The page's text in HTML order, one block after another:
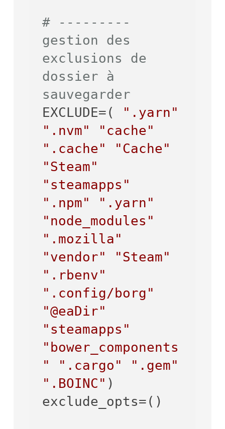
# ---------
gestion des
exclusions de
dossier à
sauvegarder
EXCLUDE=(
".yarn"
".nvm"
"cache"
".cache"
"Cache"
"Steam"
"steamapps"
".npm"
".yarn"
"node_modules"
".mozilla"
"vendor"
"Steam"
".rbenv"
".config/borg"
"@eaDir"
"steamapps"
"bower_components
"
".cargo"
".gem"
".BOINC" )
exclude_opts=()